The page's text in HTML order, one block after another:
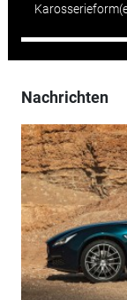
Nachrichten